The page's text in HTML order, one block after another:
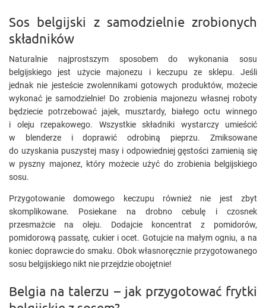
Sos belgijski z samodzielnie zrobionych
składników
Naturalnie najprostszym sposobem do wykonania sosu
belgijskiego jest użycie majonezu i keczupu ze sklepu. Jeśli
jednak nie jesteście zwolennikami gotowych produktów, możecie
wykonać je samodzielnie! Do zrobienia majonezu własnej roboty
będziecie potrzebować jajek, musztardy, białego octu winnego
i oleju rzepakowego. Wszystkie składniki wystarczy umieścić
w blenderze i doprawić odrobiną pieprzu. Zmiksowane
do uzyskania puszystej masy i odpowiedniej gęstości zamienią się
w pyszny majonez, który możecie użyć do zrobienia belgijskiego
sosu.
Przygotowanie domowego keczupu również nie jest zbyt
skomplikowane. Posiekane na drobno cebulę i czosnek
przesmażcie na oleju. Dodajcie koncentrat z pomidorów,
pomidorową passatę, cukier i ocet. Gotujcie na małym ogniu, a na
koniec doprawcie do smaku. Obok własnoręcznie przygotowanego
sosu belgijskiego nikt nie przejdzie obojętnie!
Belgia na talerzu – jak przygotować frytki